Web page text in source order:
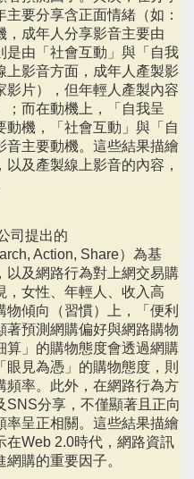
要分享含正面情緒（如：
，成年人分享影音主要由
是由「社會互動」與「自我
上影音方面，成年人產製影
影片），但年輕人產製內容
；而在動機上，「自我呈
機，「社會互動」與「自
音主要動機。這些結果描繪
及產製線上影音的內容，
司提出的
Action, Share）為基
以及網路行為對上網交易購
，女性、年輕人、收入高
傾向（習慣）上，「便利
著預測網購偏好與網路購物
算」的購物態度會透過網購
見為憑」的購物態度，則
頻率。此外，在網路行為方
SNS分享，不僅顯著且正向
率呈正相關。這些結果描繪
在Web 2.0時代，網路資訊
購的重要因子。